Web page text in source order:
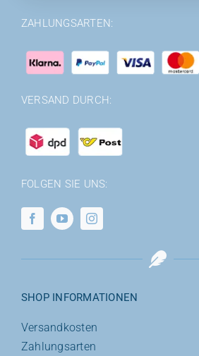
ZAHLUNGSARTEN:
VERSAND DURCH:
FOLGEN SIE UNS:
SHOP INFORMATIONEN
Versandkosten
Zahlungsarten